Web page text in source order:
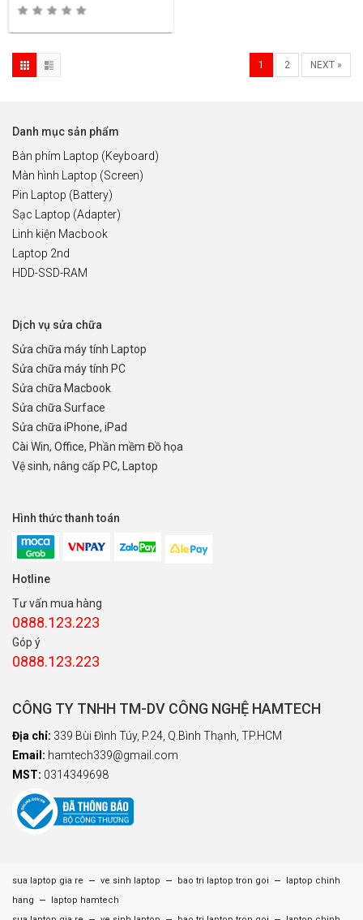
1 2 NEXT »
Danh mục sản phẩm
Bàn phím Laptop (Keyboard)
Màn hình Laptop (Screen)
Pin Laptop (Battery)
Sạc Laptop (Adapter)
Linh kiện Macbook
Laptop 2nd
HDD-SSD-RAM
Dịch vụ sửa chữa
Sửa chữa máy tính Laptop
Sửa chữa máy tính PC
Sửa chữa Macbook
Sửa chữa Surface
Sửa chữa iPhone, iPad
Cài Win, Office, Phần mềm Đồ họa
Vệ sinh, nâng cấp PC, Laptop
Hình thức thanh toán
Hotline
Tư vấn mua hàng
0888.123.223
Góp ý
0888.123.223
CÔNG TY TNHH TM-DV CÔNG NGHỆ HAMTECH
Địa chỉ: 339 Bùi Đình Túy, P.24, Q.Bình Thạnh, TP.HCM
Email: hamtech339@gmail.com
MST: 0314349698
sua laptop gia re – ve sinh laptop – bao tri laptop tron goi –
laptop chinh
hang
–
laptop hamtech